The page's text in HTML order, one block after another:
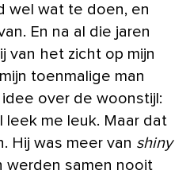
wel wat te doen, en
En na al die jaren
van het zicht op mijn
toenmalige man
over de woonstijl:
me leuk. Maar dat
Hij was meer van shiny
werden samen nooit